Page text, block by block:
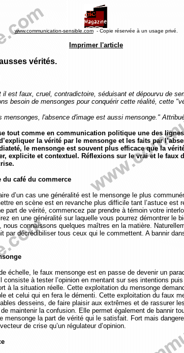
www.communication-sensible.com- Copie réservée à un usage privé.
Imprimer l'article
vérités.
il est faux, cruel, contradictoire, séduisant et dépourvu de
besoin de mensonges pour conquérir cette réalité, cette
mensonges, l'absence d'image est aussi mensonge."
tout comme en communication politique une des
la vérité par le mensonge et les faits par
le mensonge est souvent plus efficace que la
explicite et contextuel. Réflexions sur le vrai et le faux
du café du commerce
d’un cas une généralité est le mensonge le plus
en scène est en revanche plus difficile tant l’astuce est
part de vérité, commencez par prendre à témoin votre
en une généralité sur laquelle vous pourrez démontrer le
connaissons quelques maîtres en la matière.
par décrédibiliser tous ceux qui le commettent. A bannir
échelle, le faux mensonge est en passe de devenir un
à tester l’opinion en mentant sur ses intentions
à la situation réelle. Cette exploitation du mensonge
et celui qui en fera le démenti. Cette exploitation du faux
desseins, de faire plaisir aux extrêmes et de rassurer
maintenir la confusion. Elle permet également de bannir
mensonge la part de vérité qui le satisfait. Fort mais
de crise qu’un régulateur d’opinion.